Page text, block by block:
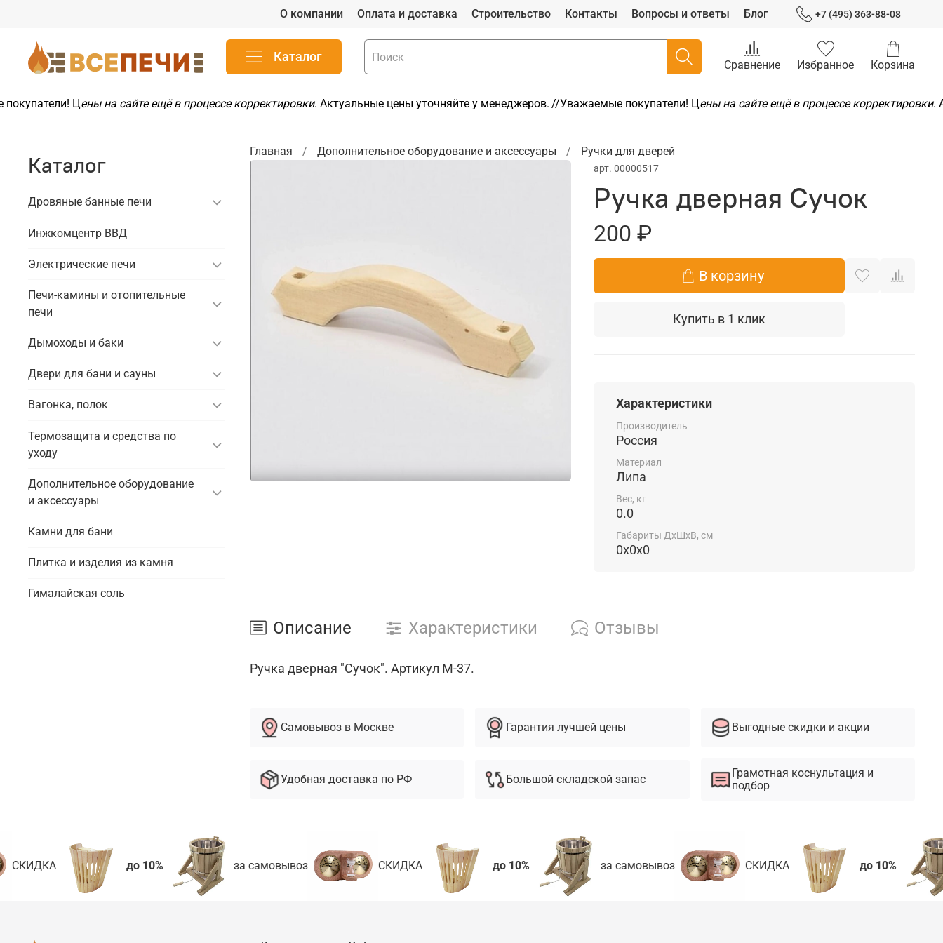
О компании Оплата и доставка Строительство Контакты Вопросы и ответы Блог +7 (495) 363-88-08
Каталог
Сравнение Избранное Корзина
Цены на сайте ещё в процессе корректировки. Актуальные цены уточняйте у менеджеров.//Уважаемые покупатели! Цены на сайте ещё в процессе корректировки.
Главная Дополнительное оборудование и аксессуары Ручки для дверей
арт. 00000517
Ручка дверная Сучок
200 ₽
В корзину
Купить в 1 клик
Характеристики
Производитель
Россия
Материал
Липа
Вес, кг
0.0
Габариты ДхШхВ, см
0x0x0
Описание Характеристики Отзывы
Ручка дверная "Сучок". Артикул М-37.
Самовывоз в Москве
Удобная доставка по РФ
Гарантия лучшей цены
Большой складской запас
Выгодные скидки и акции
Грамотная коснультация и
подбор
Каталог
Дровяные банные печи
Инжкомцентр ВВД
Электрические печи
Печи-камины и отопительные
печи
Дымоходы и баки
Двери для бани и сауны
Вагонка, полок
Термозащита и средства по
уходу
Дополнительное оборудование
и аксессуары
Камни для бани
Плитка и изделия из камня
Гималайская соль
СКИДКА до 10% за самовывоз СКИДКА до 10% за самовывоз СКИДКА до 10%